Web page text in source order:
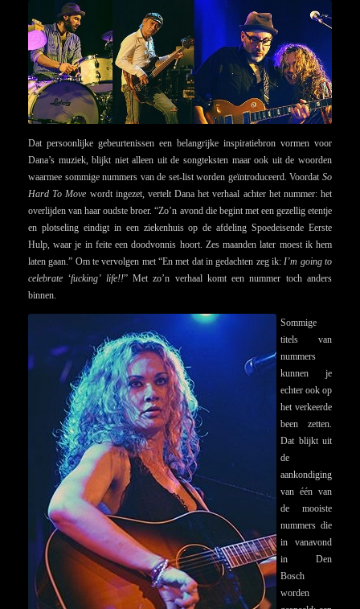
Dat persoonlijke gebeurtenissen een belangrijke inspiratiebron vormen voor
Dana’s muziek, blijkt niet alleen uit de songteksten maar ook uit de woorden
waarmee sommige nummers van de set-list worden geïntroduceerd. Voordat So
Hard To Move wordt ingezet, vertelt Dana het verhaal achter het nummer: het
overlijden van haar oudste broer. “Zo’n avond die begint met een gezellig etentje
en plotseling eindigt in een ziekenhuis op de afdeling Spoedeisende Eerste
Hulp, waar je in feite een doodvonnis hoort. Zes maanden later moest ik hem
laten gaan.” Om te vervolgen met “En met dat in gedachten zeg ik:I’m going to
celebrate ‘fucking’ life!!” Met zo’n verhaal komt een nummer toch anders
binnen.
Sommige
titels van
nummers
kunnen je
echter ook op
het verkeerde
been zetten.
Dat blijkt uit
de
aankondiging
van één van
de mooiste
nummers die
in vanavond
in Den
Bosch
worden